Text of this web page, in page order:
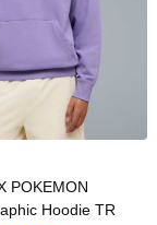
POKEMON
Hoodie TR